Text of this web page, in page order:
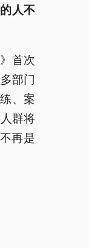
人不
首次
部门
、案
群将
再是